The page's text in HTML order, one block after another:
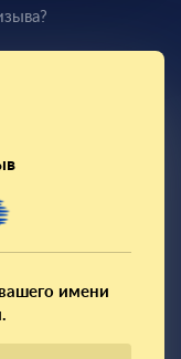
имени